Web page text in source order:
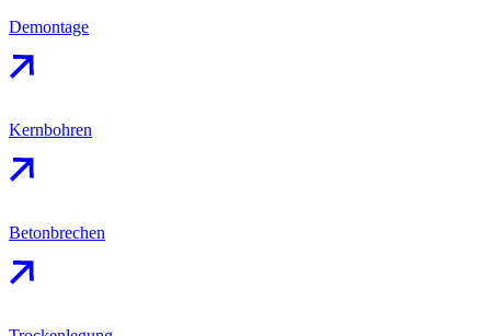
Demontage
Kernbohren
Betonbrechen